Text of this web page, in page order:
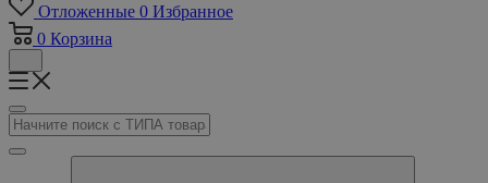
Отложенные 0 Избранное
0 Корзина